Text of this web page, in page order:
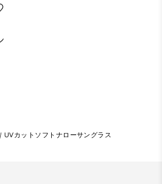
/ UVカットソフトナローサングラス